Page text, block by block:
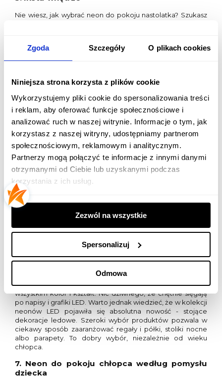
Zgoda Szczegóły O plikach cookies
Niniejsza strona korzysta z plików cookie
Wykorzystujemy pliki cookie do spersonalizowania treści
i reklam, aby oferować funkcje społecznościowe i
analizować ruch w naszej witrynie. Informacje o tym, jak
korzystasz z naszej witryny, udostępniamy partnerom
społecznościowym, reklamowym i analitycznym.
Partnerzy mogą połączyć te informacje z innymi danymi
otrzymanymi od Ciebie lub uzyskanymi podczas
korzystania z ich usług.
Zezwól na wszystkie
Spersonalizuj
Odmowa
Nie wiesz, jak wybrać neon do pokoju nastolatka? Szukasz
insta-wnętrza. Być może najlepszym wyborem będą napisy
na ścianie?
światło wprowadza harmonię, a kształt i kolor dekoracji
wskazują na styl i zainteresowania młodego człowieka. Jak
zadbać o bezpieczeństwo dziecka, równocześnie
aranżując przestrzeń, która je zachwyci? Skuś się na napisy
LED, które sprawdzą się niezależnie od preferowanego
stylu. Dekoracje neonowe "dream", "love" oraz "hello" to
tylko niektóre z naszych topowych propozycji.
5. Rozświetlona ściana zrobi wrażenie
Ciekawą propozycją do pokoju chłopca są neony na ścianę.
Ledowe dekoracje można bowiem ze sobą łączyć, tworząc
zachwycające kompozycje. W tym przypadku można
postawić na jeden kolor lub zaszaleć i zdecydować się na
projektanci radzą, żeby grafiki LED uzupełniać ledowymi
napisami. Tak zaaranżowana ściana w pokoju dziecka
będzie strzałem w dziesiątkę.
Dla dzieci (również tych starszych) liczy się przede
wszystkim kolor i kształt. Nic dziwnego, że chętnie sięgają
po napisy i grafiki LED. Warto jednak wiedzieć, że w kolekcji
neonów LED pojawiła się absolutna nowość - stojące
dekoracje ledowe. Szeroki wybór produktów pozwala w
ciekawy sposób zaaranżować regały i półki, stoliki nocne
albo parapety. To dobry wybór, niezależnie od wieku
chłopca.
7. Neon do pokoju chłopca według pomysłu
dziecka